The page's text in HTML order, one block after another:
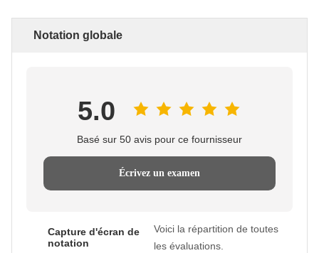
Notation globale
5.0
Basé sur 50 avis pour ce fournisseur
Écrivez un examen
Capture d'écran de
notation
Voici la répartition de toutes
les évaluations.